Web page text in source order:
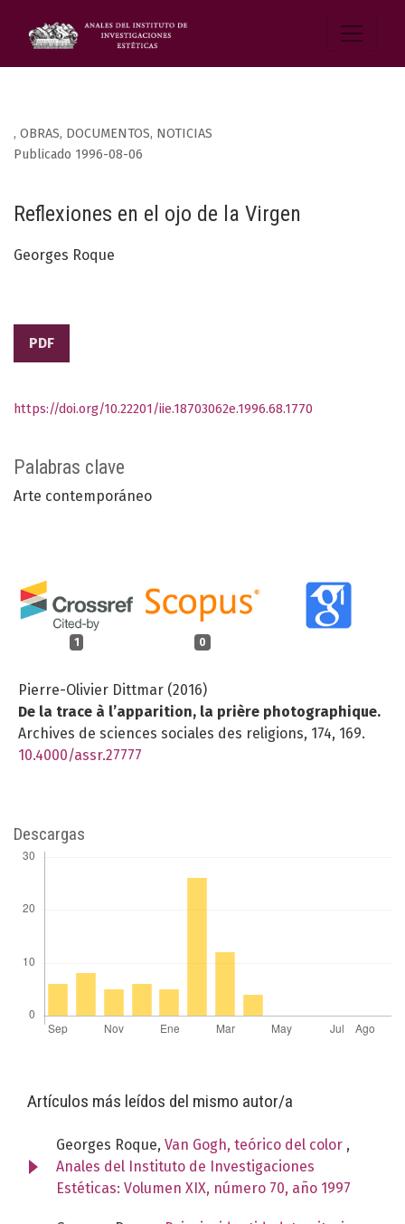
, OBRAS, DOCUMENTOS, NOTICIAS
Reflexiones en el ojo de la Virgen
Publicado 1996-08-06
Georges Roque
PDF
Palabras clave
Arte contemporáneo
1 0
Pierre-Olivier Dittmar (2016)
De la trace à l’apparition, la prière photographique.
Archives de sciences sociales des religions, 174, 169.
10.4000/assr.27777
https://doi.org/10.22201/iie.18703062e.1996.68.1770
Descargas
Artículos más leídos del mismo autor/a
Georges Roque, Van Gogh, teórico del color ,
Anales del Instituto de Investigaciones
Estéticas: Volumen XIX, número 70, año 1997